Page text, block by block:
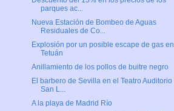
parques ac...
Nueva Estación de Bombeo de Aguas
Residuales de Co...
Explosión por un posible escape de gas en
Tetuán
Anillamiento de los pollos de buitre negro
El barbero de Sevilla en el Teatro Auditorio
San L...
A la playa de Madrid Río